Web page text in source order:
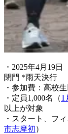
・2025年4月19
閉門 *雨天決行
・参加費：高校
・定員1,000名（1
以上が対象
・スタート、フ
市志摩初）